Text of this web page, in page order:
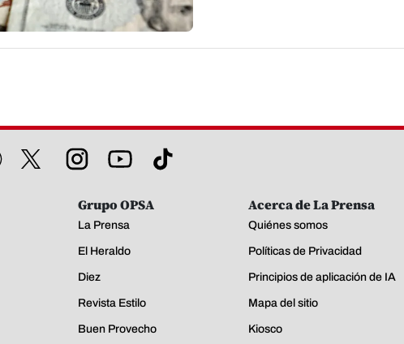
Grupo OPSA
La Prensa
El Heraldo
Diez
Revista Estilo
Buen Provecho
Acerca de La Prensa
Quiénes somos
Políticas de Privacidad
Principios de aplicación de IA
Mapa del sitio
Kiosco